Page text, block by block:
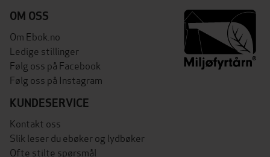
OM OSS
Om Ebok.no
Ledige stillinger
Følg oss på Facebook
Følg oss på Instagram
KUNDESERVICE
Kontakt oss
Slik leser du ebøker og lydbøker
Ofte stilte spørsmål